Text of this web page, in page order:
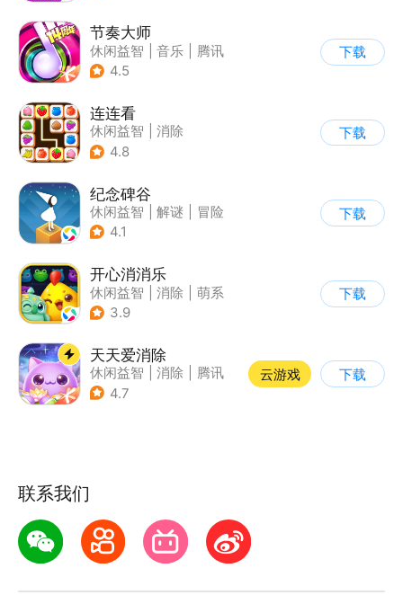
节奏大师
休闲益智 音乐
腾讯
4.5
下载
连连看
休闲益智
消除
| 多比特
4.8
下载
纪念碑谷
休闲益智 解谜
冒险
| 治愈
4.1
下载
开心消消乐
休闲益智 消除
萌系
| 乐元素
3.9
下载
天天爱消除
休闲益智 消除
腾讯
| 单机
4.7
云游戏 下载
联系我们